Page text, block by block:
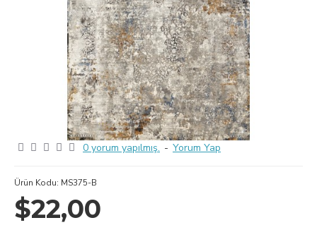
0 yorum yapılmış. - Yorum Yap
$22,00
Ürün Kodu: MS375-B